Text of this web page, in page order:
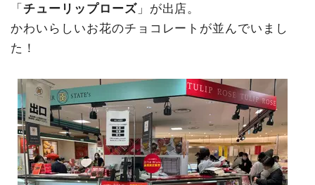
「チューリップローズ」が出店。
かわいらしいお花のチョコレートが並んでいまし
た！